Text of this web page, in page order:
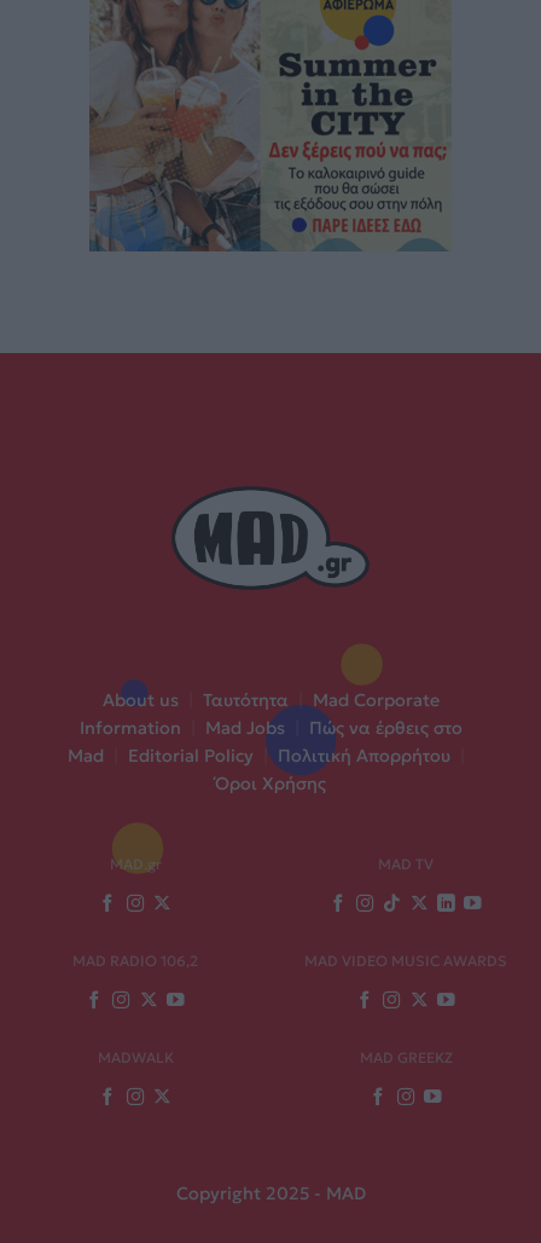
About us Ταυτότητα | Mad Corporate
Information
Mad Jobs
Πώς να έρθεις στο
Mad
Editorial Policy | Πολιτική Απορρήτου
Όροι Χρήσης
MAD.gr MAD TV
MAD RADIO 106,2 MAD VIDEO MUSIC AWARDS
MADWALK MAD GREEKZ
Copyright 2025 - MAD